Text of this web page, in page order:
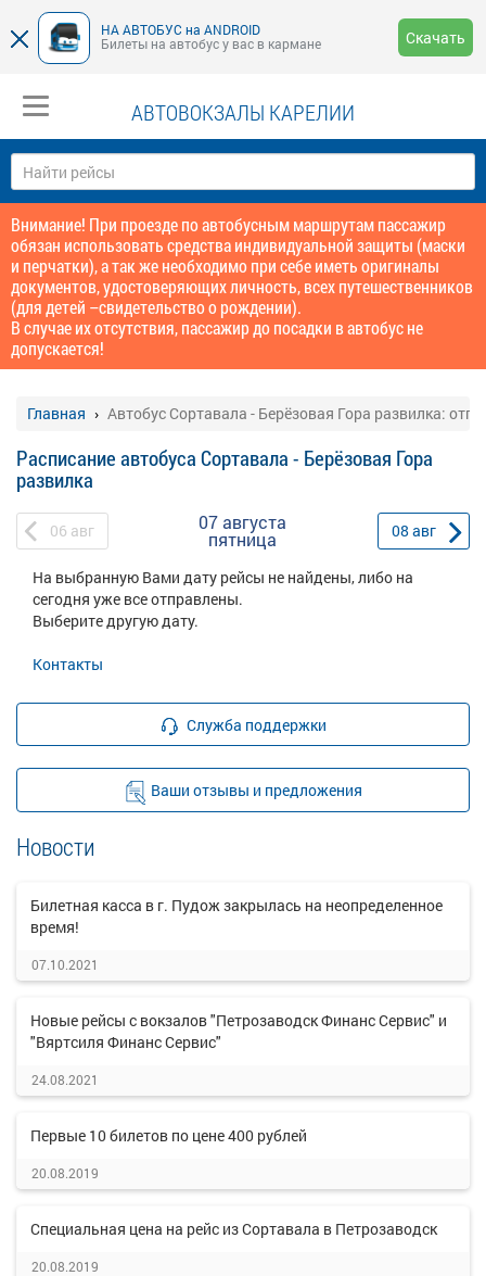
НА АВТОБУС на ANDROID
Билеты на автобус у вас в кармане
Скачать
АВТОВОКЗАЛЫ КАРЕЛИИ
Внимание! При проезде по автобусным маршрутам пассажир
обязан использовать средства индивидуальной защиты (маски
и перчатки), а так же необходимо при себе иметь оригиналы
документов, удостоверяющих личность, всех путешественников
(для детей –свидетельство о рождении).
В случае их отсутствия, пассажир до посадки в автобус не
допускается!
Главная Автобус Сортавала - Берёзовая Гора развилка:
Расписание автобуса Сортавала - Берёзовая Гора
развилка
06 авг 07 августа
пятница 08 авг
На выбранную Вами дату рейсы не найдены, либо на
сегодня уже все отправлены.
Выберите другую дату.
Контакты
Служба поддержки
Ваши отзывы и предложения
Новости
Билетная касса в г. Пудож закрылась на неопределенное
время!
07.10.2021
Новые рейсы с вокзалов "Петрозаводск Финанс Сервис" и
"Вяртсиля Финанс Сервис"
24.08.2021
Первые 10 билетов по цене 400 рублей
20.08.2019
Специальная цена на рейс из Сортавала в Петрозаводск
20.08.2019